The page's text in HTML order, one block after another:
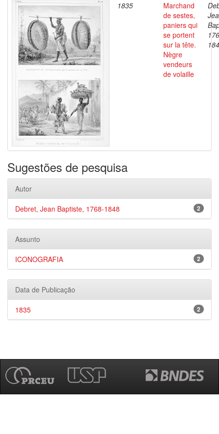
1835
Marchand
de sestes,
paniers qui
se portent
sur la tête.
Nègre
vendeurs
de volaille
Sugestões de pesquisa
Autor
2
Debret, Jean Baptiste, 1768-1848
Assunto
2
ICONOGRAFIA
Data de Publicação
2
1835